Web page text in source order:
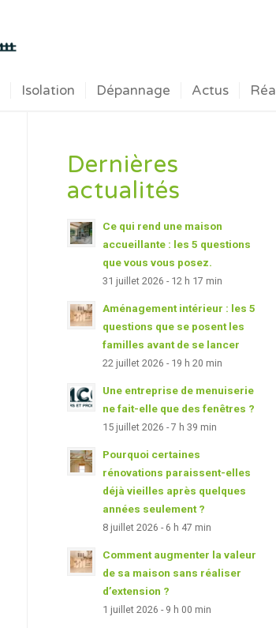
Isolation Dépannage Actus
Dernières
actualités
Ce qui rend une maison
accueillante : les 5 questions
que vous vous posez.
31 juillet 2026 - 12 h 17 min
Aménagement intérieur : les 5
questions que se posent les
familles avant de se lancer
22 juillet 2026 - 19 h 20 min
Une entreprise de menuiserie
ne fait-elle que des fenêtres ?
15 juillet 2026 - 7 h 39 min
Pourquoi certaines
rénovations paraissent-elles
déjà vieilles après quelques
années seulement ?
8 juillet 2026 - 6 h 47 min
Comment augmenter la valeur
de sa maison sans réaliser
d’extension ?
1 juillet 2026 - 9 h 00 min